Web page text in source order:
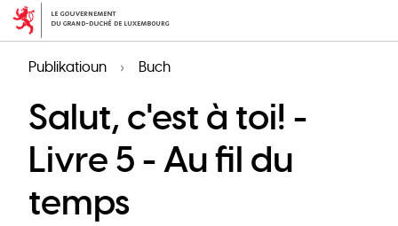
Skip
contentPublikatioun Buch
Salut, c'est à toi! -
Livre 5 - Au fil du
temps